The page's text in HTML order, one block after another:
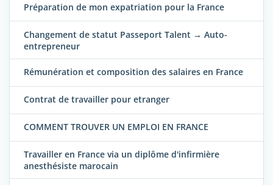
Préparation de mon expatriation pour la France
Changement de statut Passeport Talent → Auto-
entrepreneur
Rémunération et composition des salaires en France
Contrat de travailler pour etranger
COMMENT TROUVER UN EMPLOI EN FRANCE
Travailler en France via un diplôme d'infirmière
anesthésiste marocain